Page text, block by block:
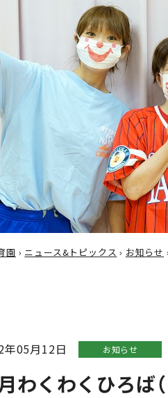
保育の特色
育方針
園 › ニュース&トピックス › お知らせ
年05月12日 お知らせ
わくわくひろば